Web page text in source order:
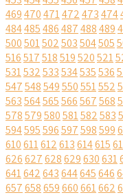
469470471472473474
484485486487488489
500501502503504505
516517518519520521
531532533534535536
547548549550551552
563564565566567568
578579580581582583
594595596597598599
610611612613614615
626627628629630631
641642643644645646
657658659660661662